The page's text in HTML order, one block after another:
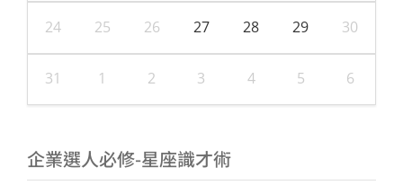
24 25 26 27 28 29 30
31 1 2 3 4 5 6
企業選人必修-星座識才術